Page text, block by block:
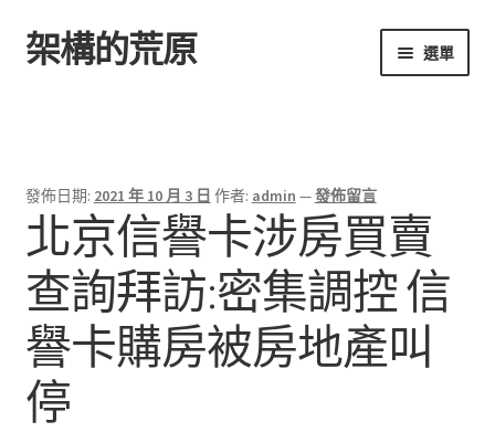
跳
至
跳
至
架構的荒原 選單
發佈日期: 2021 年 10 月 3 日 作者: admin —發佈留言
北京信譽卡涉房買賣
查詢拜訪:密集調控 信
譽卡購房被房地產叫
停